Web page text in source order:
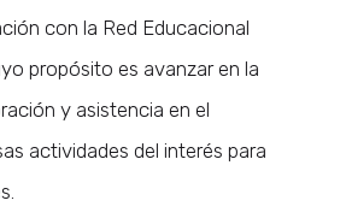
con la Red Educacional
propósito es avanzar en la
y asistencia en el
actividades del interés para